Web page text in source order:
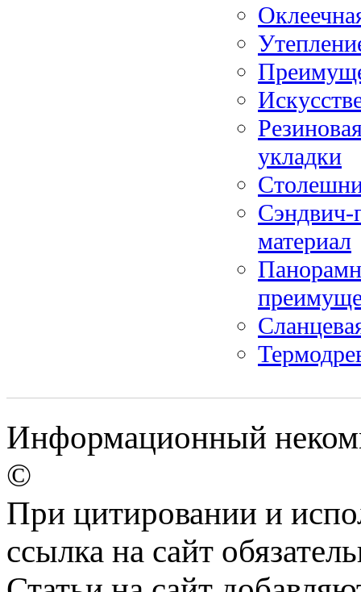
укладки
Сэндвич-
материал
Информационный
©
При цитировании и
ссылка на сайт